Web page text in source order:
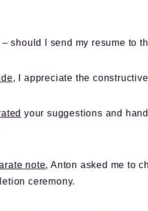
should I send my resume to
, I appreciate the
your suggestions and
note, Anton asked me to
ceremony.